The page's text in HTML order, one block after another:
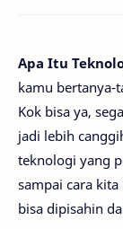
Apa Itu
kamu bertanya-
Kok bisa ya,
jadi lebih
teknologi yang
sampai cara
bisa dipisahin